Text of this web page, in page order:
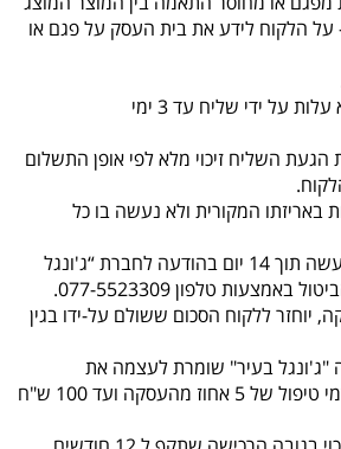
הלקוח לידע את בית העסק על פגם או
על ידי שליח עד 3 ימי
השליח זיכוי מלא לפי אופן התשלום
באריזתו המקורית ולא נעשה בו כל
ביטול עסקה - הביטול יעשה תוך 14 יום בהודעה לחברת “ג'ונגל
טלפון 077-5523309.
יוחזר ללקוח הסכום ששולם על-ידו בגין
"ג'ונגל בעיר" שומרת לעצמה את
הזכות לגבות מהלקוח דמי טיפול של 5 אחוז מהעסקה ועד 100 ש"ח